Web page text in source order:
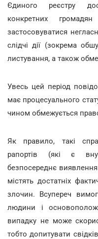
Єдиного реєстру
конкретних
застосовуватися
слідчі дії (зокрема
листування, а також
Увесь цей період
має процесуального
чином обмежується
Як правило, такі
рапортів (які є
безпосереднє
містять достатніх
злочин. Всупереч
людини і
випадку не може
тобто допитувати